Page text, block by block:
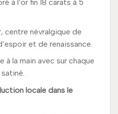
à l’or fin 18 carats à 5
centre névralgique de
et de renaissance.
à la main avec sur chaque
locale dans le